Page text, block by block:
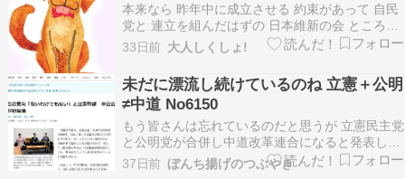
本来なら 昨年中に成立させる 約束があって 自民
党と 連立を組んだはずの 日本維新の会 ところが
その、棚ざらしに されていた 国会議員削減法案
と副首都構想法案が またしても 棚晒しに されよ
うとしている 自民党は 連立を組んだ 相手の党の
組織力は 最大限活用しながら その時…
33日前 大人しくしょ!
未だに漂流し続けているのね 立憲＋公明
≠中道 No6150
もう皆さんは忘れているのだと思うが 立憲民主党
と公明党が合併し中道改革連合になると発表した
のはわずか半年前である。まずウィキペディア
2025年10月、公明党は野党時代を含め26年間続
37日前 ぼんち揚げのつぶやき